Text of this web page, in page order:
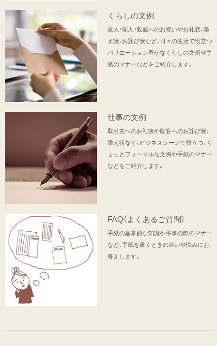
くらしの文例
友人・知人・親戚へのお祝いやお礼状、添
え状、お詫び状など、日々の生活で役立つ
バリエーション豊かなくらしの文例や手
紙のマナーなどをご紹介します。
仕事の文例
取引先へのお礼状や顧客へのお詫び状、
添え状など、ビジネスシーンで役立つ、ち
ょっとフォーマルな文例や手紙のマナー
などをご紹介します。
FAQ（よくあるご質問）
手紙の基本的な知識や弔事の際のマナー
など、手紙を書くときの迷いや悩みにお
答えします。